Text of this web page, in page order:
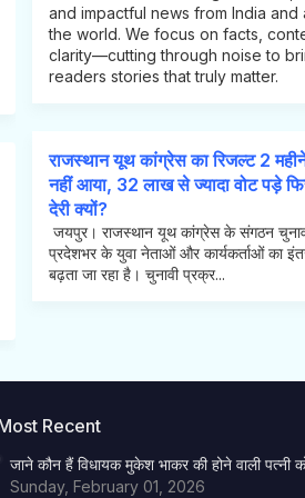
and impactful news from India and
the world. We focus on facts,
clarity—cutting through noise to
readers stories that truly matter.
राजस्थान यूथ कांग्रेस का रिजल्ट 2 महीने
नहीं आया, 32 लाख से ज्यादा वोट पड़े
देरी क्यों?
जयपुर। राजस्थान यूथ कांग्रेस के संगठन
प्रदेशभर के युवा नेताओं और कार्यकर्ताओं का
बढ़ता जा रहा है। चुनावी प्रक्र...
Recent
जाने कौन हैं विधायक मुकेश भाकर की होने वाली पत्नी
Sunday, February 01, 2026